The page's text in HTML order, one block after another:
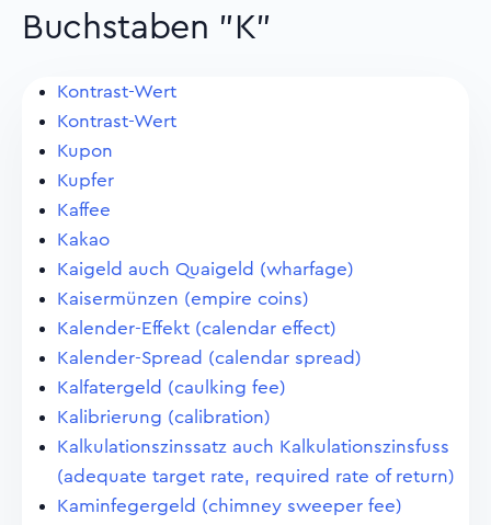
Buchstaben "K"
Kontrast-Wert
Kontrast-Wert
Kupon
Kupfer
Kaffee
Kakao
Kaigeld auch Quaigeld (wharfage)
Kaisermünzen (empire coins)
Kalender-Effekt (calendar effect)
Kalender-Spread (calendar spread)
Kalfatergeld (caulking fee)
Kalibrierung (calibration)
Kalkulationszinssatz auch Kalkulationszinsfuss
(adequate target rate, required rate of return)
Kaminfegergeld (chimney sweeper fee)